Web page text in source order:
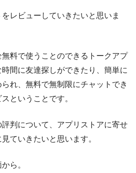
レビューしていきたいと思いま
料で使うことのできるトークアプ
間に友達探しができたり、簡単に
れ、無料で無制限にチャットでき
ということです。
判について、アプリストアに寄せ
ていきたいと思います。
ら。